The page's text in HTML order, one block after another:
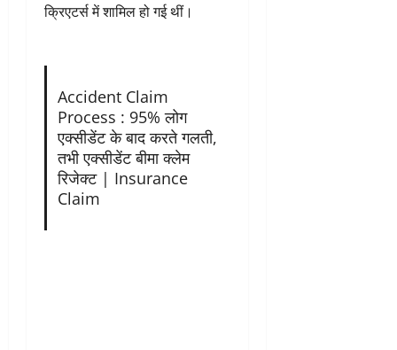
क्रिएटर्स में शामिल हो गई थीं।
Accident Claim
Process : 95% लोग
एक्सीडेंट के बाद करते गलती,
तभी एक्सीडेंट बीमा क्लेम
रिजेक्ट | Insurance
Claim